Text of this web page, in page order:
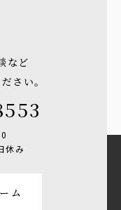
など
さい。
休み
ム